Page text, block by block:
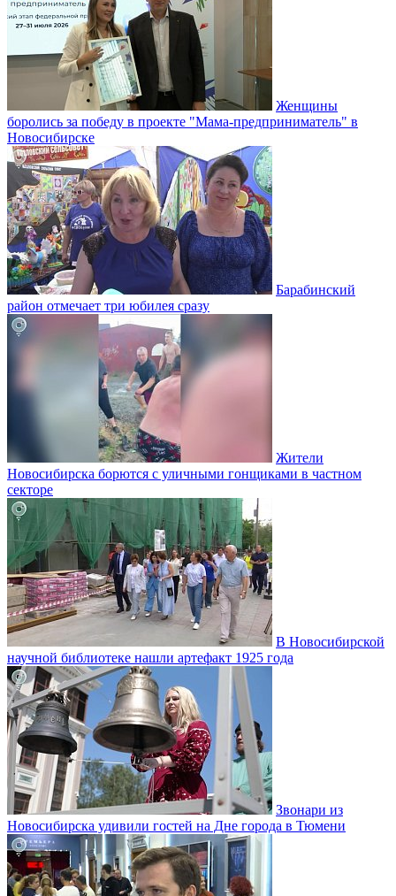
Женщины
боролись за победу в проекте "Мама-предприниматель" в
Новосибирске
Барабинский
район отмечает три юбилея сразу
Жители
Новосибирска борются с уличными гонщиками в частном
секторе
В Новосибирской
научной библиотеке нашли артефакт 1925 года
Звонари из
Новосибирска удивили гостей на Дне города в Тюмени